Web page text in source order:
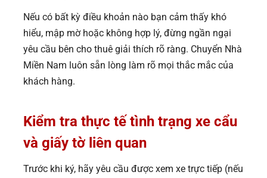
Nếu có bất kỳ điều khoản nào bạn cảm thấy khó
hiểu, mập mờ hoặc không hợp lý, đừng ngần ngại
yêu cầu bên cho thuê giải thích rõ ràng. Chuyển Nhà
Miền Nam luôn sẵn lòng làm rõ mọi thắc mắc của
khách hàng.
Kiểm tra thực tế tình trạng xe cẩu
và giấy tờ liên quan
Trước khi ký, hãy yêu cầu được xem xe trực tiếp (nếu